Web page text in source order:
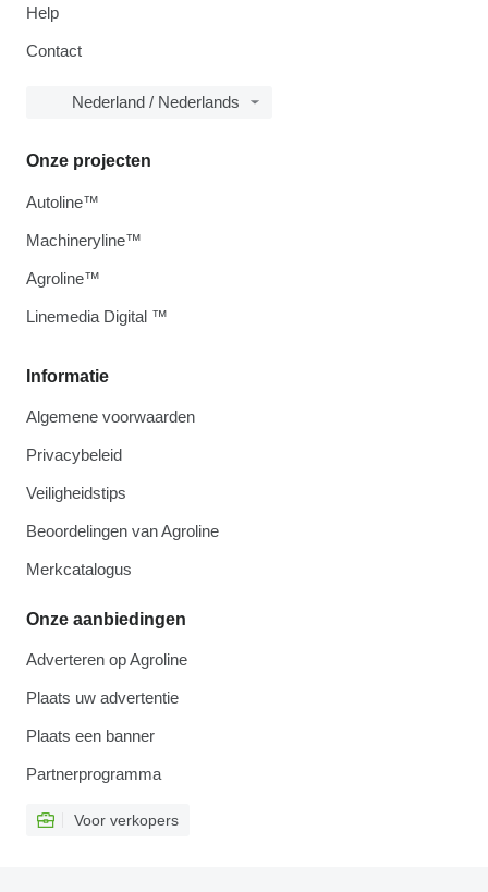
Help
Contact
Nederland / Nederlands
Informatie
Algemene voorwaarden
Privacybeleid
Veiligheidstips
Beoordelingen van Agroline
Merkcatalogus
Onze aanbiedingen
Adverteren op Agroline
Plaats uw advertentie
Plaats een banner
Partnerprogramma
Voor verkopers
Onze projecten
Autoline™
Machineryline™
Agroline™
Linemedia Digital ™